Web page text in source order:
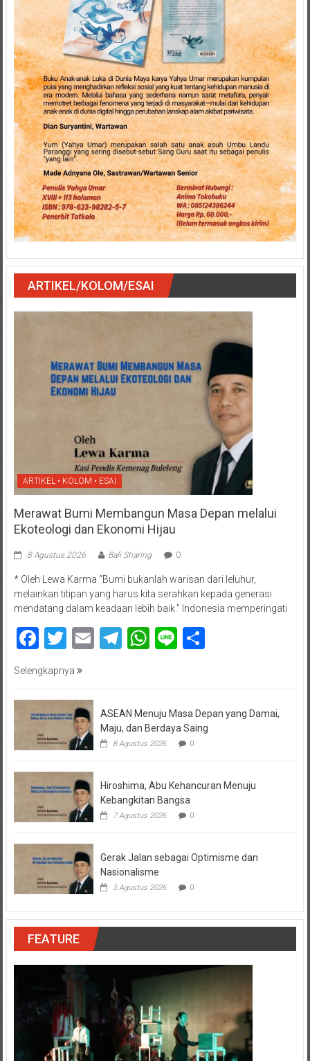
ARTIKEL/KOLOM/ESAI
ARTIKEL • KOLOM • ESAI
Merawat Bumi Membangun Masa Depan melalui
Ekoteologi dan Ekonomi Hijau
8 Agustus 2026 Bali Sharing 0
* Oleh Lewa Karma “Bumi bukanlah warisan dari leluhur,
melainkan titipan yang harus kita serahkan kepada generasi
mendatang dalam keadaan lebih baik.” Indonesia memperingati
Facebook
Twitter
EmailTelegram
WhatsApp
LineShare
Selengkapnya
ASEAN Menuju Masa Depan yang Damai,
Maju, dan Berdaya Saing
8 Agustus 2026 0
Hiroshima, Abu Kehancuran Menuju
Kebangkitan Bangsa
7 Agustus 2026 0
Gerak Jalan sebagai Optimisme dan
Nasionalisme
5 Agustus 2026 0
FEATURE